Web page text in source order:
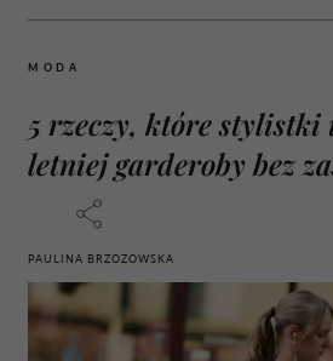
MODA
5 rzeczy, które stylistki
letniej garderoby bez
PAULINA BRZOZOWSKA